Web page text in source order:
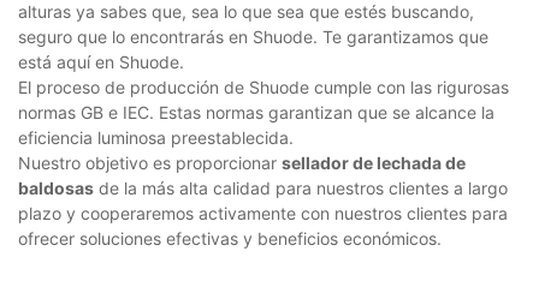
alturas ya sabes que, sea lo que sea que estés buscando,
seguro que lo encontrarás en Shuode. Te garantizamos que
está aquí en Shuode.
El proceso de producción de Shuode cumple con las rigurosas
normas GB e IEC. Estas normas garantizan que se alcance la
eficiencia luminosa preestablecida.
Nuestro objetivo es proporcionar sellador de lechada de
baldosas de la más alta calidad para nuestros clientes a largo
plazo y cooperaremos activamente con nuestros clientes para
ofrecer soluciones efectivas y beneficios económicos.